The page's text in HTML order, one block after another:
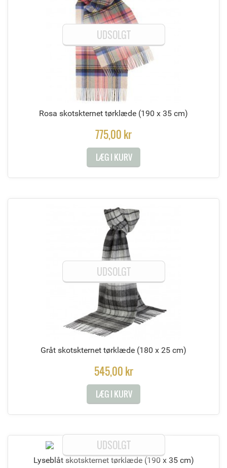
UDSOLGT
Rosa skotskternet tørklæde (190 x 35 cm)
775,00 kr
LÆG I KURV
UDSOLGT
Gråt skotskternet tørklæde (180 x 25 cm)
545,00 kr
LÆG I KURV
UDSOLGT
Lyseblåt skotskternet tørklæde (190 x 35 cm)